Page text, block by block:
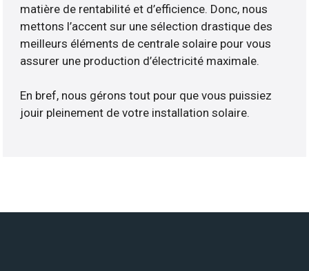
matière de rentabilité et d’efficience. Donc, nous
mettons l’accent sur une sélection drastique des
meilleurs éléments de centrale solaire pour vous
assurer une production d’électricité maximale.
En bref, nous gérons tout pour que vous puissiez
jouir pleinement de votre installation solaire.